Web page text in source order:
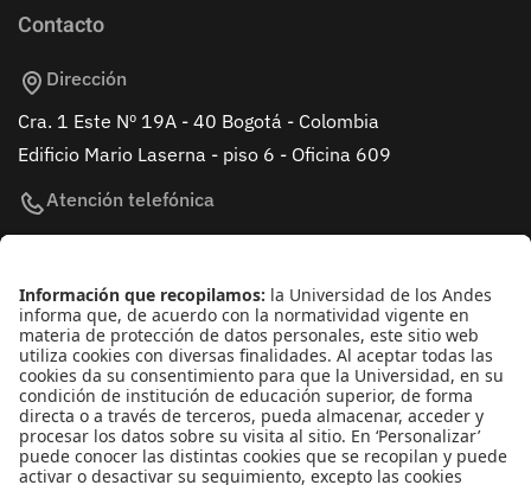
Contacto
Dirección
Cra. 1 Este Nº 19A - 40 Bogotá - Colombia
Edificio Mario Laserna - piso 6 - Oficina 609
Atención telefónica
+(571) 339 49 49 - Ext. 4830
Enlaces de interés
Línea de Transparencia Uniandes
Protección de datos Personales